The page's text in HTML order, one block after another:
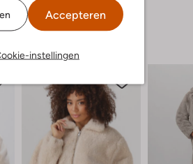
Accepteren
instellingen